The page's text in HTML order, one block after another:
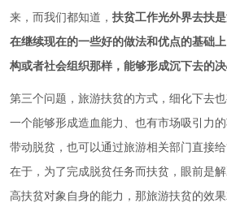
来，而我们都知道， 扶贫工作光外界去扶
在继续现在的一些好的做法和优点的基础
构或者社会组织那样，能够形成沉下去的决
第三个问题，旅游扶贫的方式，细化下去
一个能够形成造血能力、也有市场吸引力
带动脱贫，也可以通过旅游相关部门直接
在于，为了完成脱贫任务而扶贫，眼前是
高扶贫对象自身的能力，那旅游扶贫的效果